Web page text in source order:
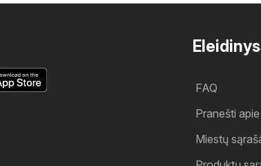
Eleidinys
FAQ
Pranešti
Miestų